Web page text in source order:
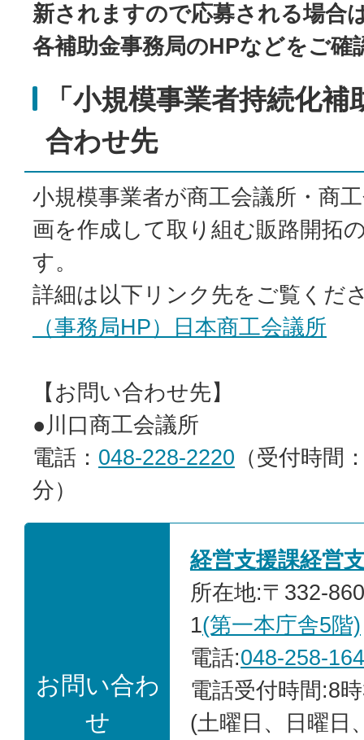
新されますので応募される場合
各補助金事務局のHPなどをご確
「小規模事業者持続化
合わせ先
小規模事業者が商工会議所・商
画を作成して取り組む販路開拓
す。
詳細は以下リンク先をご覧くだ
（事務局HP）日本商工会議所
【お問い合わせ先】
●川口商工会議所
電話： 048-228-2220 （受付時間
分）
お問い合わ
せ
経営支援課経営
所在地:〒332-
1(第一本庁舎5階)
電話:048-258-
電話受付時間:8
(土曜日、日曜日